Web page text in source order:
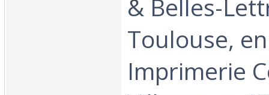
& Belles-
Toulouse,
Imprimerie